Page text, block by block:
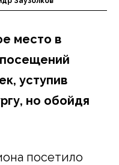
место в
уступив
но обойдя
посетило